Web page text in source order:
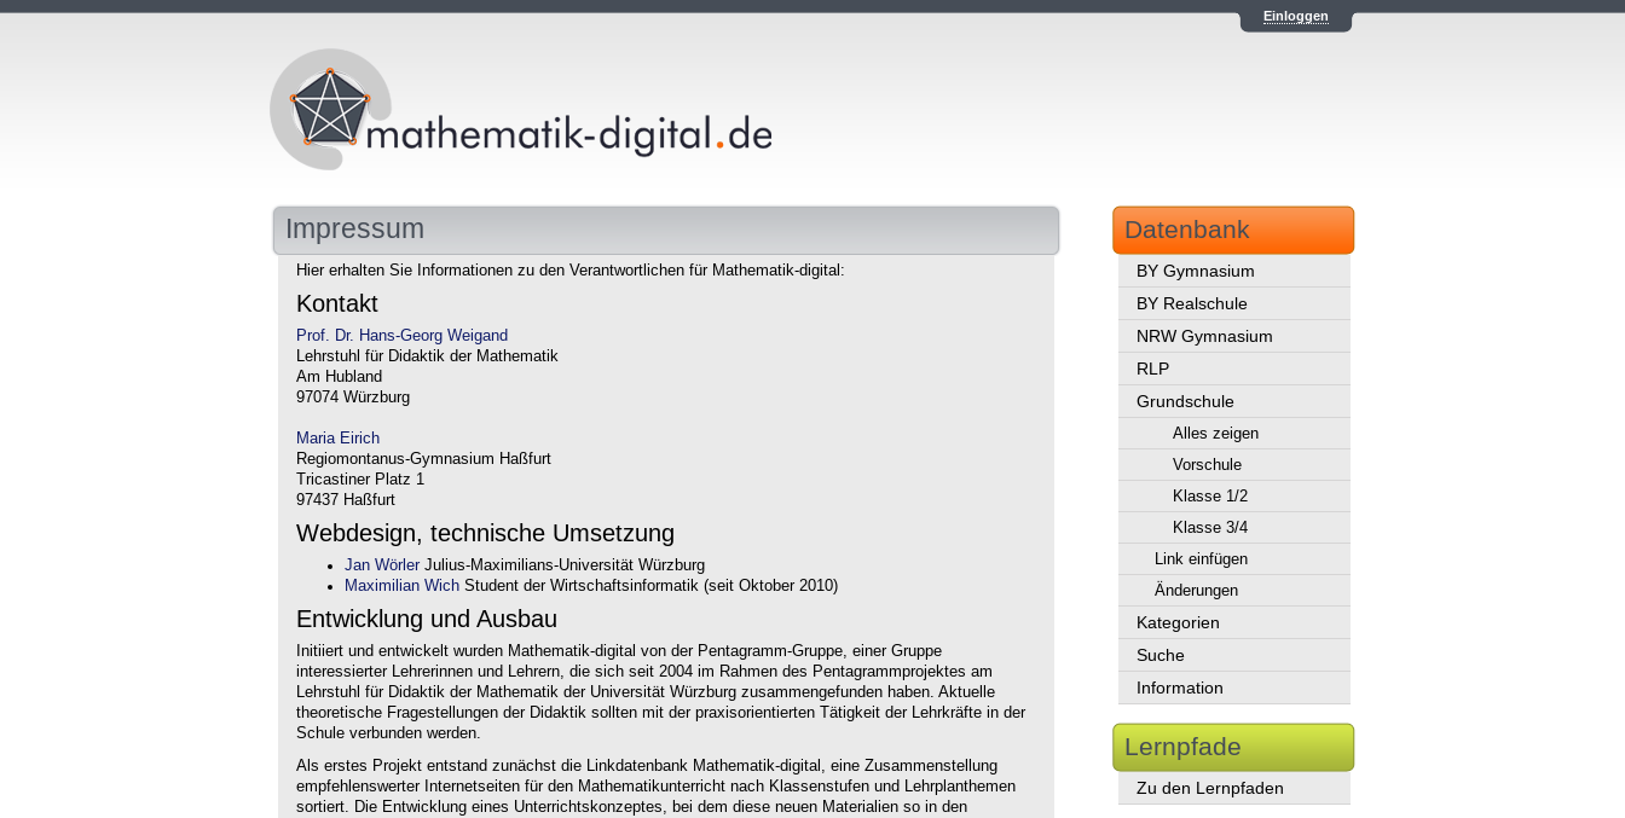
Einloggen
Impressum
Hier erhalten Sie Informationen zu den Verantwortlichen für Mathematik-digital:
Kontakt
Prof. Dr. Hans-Georg Weigand
Lehrstuhl für Didaktik der Mathematik
Am Hubland
97074 Würzburg
Maria Eirich
Regiomontanus-Gymnasium Haßfurt
Tricastiner Platz 1
97437 Haßfurt
Webdesign, technische Umsetzung
Jan Wörler Julius-Maximilians-Universität Würzburg
Maximilian Wich Student der Wirtschaftsinformatik (seit Oktober 2010)
Entwicklung und Ausbau
Initiiert und entwickelt wurden Mathematik-digital von der Pentagramm-Gruppe, einer Gruppe
interessierter Lehrerinnen und Lehrern, die sich seit 2004 im Rahmen des Pentagrammprojektes am
Lehrstuhl für Didaktik der Mathematik der Universität Würzburg zusammengefunden haben. Aktuelle
theoretische Fragestellungen der Didaktik sollten mit der praxisorientierten Tätigkeit der Lehrkräfte in der
Schule verbunden werden.
Als erstes Projekt entstand zunächst die Linkdatenbank Mathematik-digital, eine Zusammenstellung
empfehlenswerter Internetseiten für den Mathematikunterricht nach Klassenstufen und Lehrplanthemen
sortiert. Die Entwicklung eines Unterrichtskonzeptes, bei dem diese neuen Materialien so in den
Datenbank
BY Gymnasium
BY Realschule
NRW Gymnasium
RLP
Grundschule
Alles zeigen
Vorschule
Klasse 1/2
Klasse 3/4
Link einfügen
Änderungen
Kategorien
Suche
Information
Lernpfade
Zu den Lernpfaden